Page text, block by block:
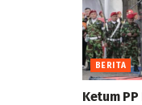
BERITA
Ketum PP